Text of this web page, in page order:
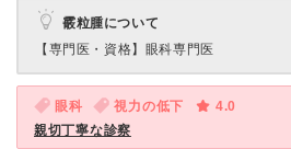
霰粒腫について
【専門医・資格】 眼科専門医
眼科 視力の低下
4.0
親切丁寧な診察